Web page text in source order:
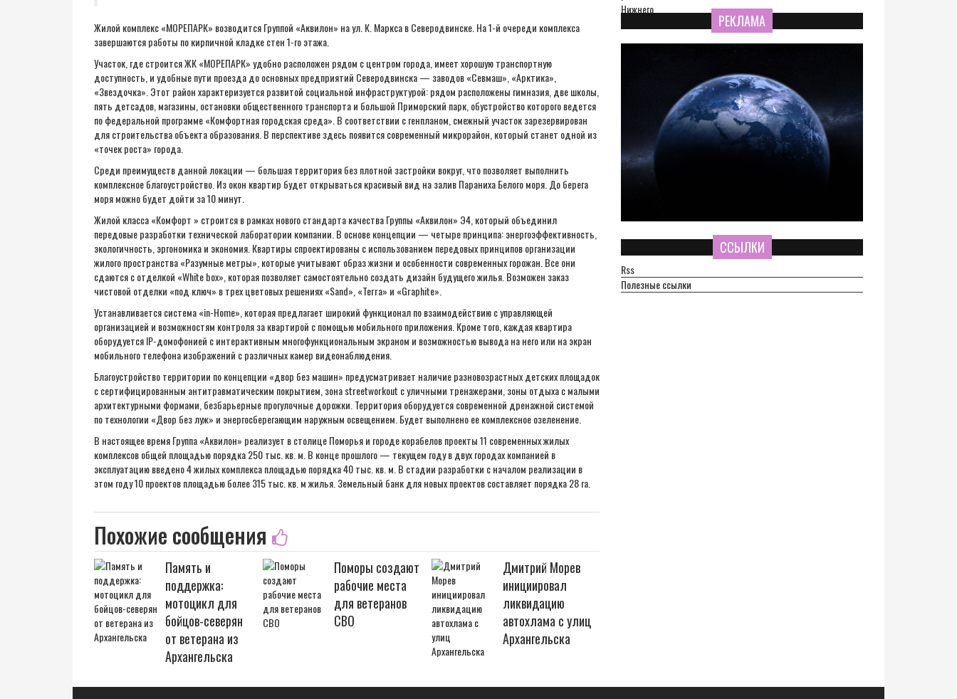
Жилой комплекс «МОРЕПАРК» возводится Группой «Аквилон» на ул. К. Маркса в Северодвинске. На 1-й очереди комплекса
завершаются работы по кирпичной кладке стен 1-го этажа.
Участок, где строится ЖК «МОРЕПАРК» удобно расположен рядом с центром города, имеет хорошую транспортную
доступность, и удобные пути проезда до основных предприятий Северодвинска — заводов «Севмаш», «Арктика»,
«Звездочка». Этот район характеризуется развитой социальной инфраструктурой: рядом расположены гимназия, две школы,
пять детсадов, магазины, остановки общественного транспорта и большой Приморский парк, обустройство которого ведется
по федеральной программе «Комфортная городская среда». В соответствии с генпланом, смежный участок зарезервирован
для строительства объекта образования. В перспективе здесь появится современный микрорайон, который станет одной из
«точек роста» города.
Среди преимуществ данной локации — большая территория без плотной застройки вокруг, что позволяет выполнить
комплексное благоустройство. Из окон квартир будет открываться красивый вид на залив Параниха Белого моря. До берега
моря можно будет дойти за 10 минут.
Жилой класса «Комфорт » строится в рамках нового стандарта качества Группы «Аквилон» Э4, который объединил
передовые разработки технической лаборатории компании. В основе концепции — четыре принципа: энергоэффективность,
экологичность, эргономика и экономия. Квартиры спроектированы с использованием передовых принципов организации
жилого пространства «Разумные метры», которые учитывают образ жизни и особенности современных горожан. Все они
сдаются с отделкой «White box», которая позволяет самостоятельно создать дизайн будущего жилья. Возможен заказ
чистовой отделки «под ключ» в трех цветовых решениях «Sand», «Terra» и «Graphite».
Устанавливается система «in-Home», которая предлагает широкий функционал по взаимодействию с управляющей
организацией и возможностям контроля за квартирой с помощью мобильного приложения. Кроме того, каждая квартира
оборудуется IР-домофонией с интерактивным многофункциональным экраном и возможностью вывода на него или на экран
мобильного телефона изображений с различных камер видеонаблюдения.
Благоустройство территории по концепции «двор без машин» предусматривает наличие разновозрастных детских площадок
с сертифицированным антитравматическим покрытием, зона streetworkout с уличными тренажерами, зоны отдыха с малыми
архитектурными формами, безбарьерные прогулочные дорожки. Территория оборудуется современной дренажной системой
по технологии «Двор без луж» и энергосберегающим наружным освещением. Будет выполнено ее комплексное озеленение.
В настоящее время Группа «Аквилон» реализует в столице Поморья и городе корабелов проекты 11 современных жилых
комплексов общей площадью порядка 250 тыс. кв. м. В конце прошлого — текущем году в двух городах компанией в
эксплуатацию введено 4 жилых комплекса площадью порядка 40 тыс. кв. м. В стадии разработки с началом реализации в
этом году 10 проектов площадью более 315 тыс. кв. м жилья. Земельный банк для новых проектов составляет порядка 28 га.
Похожие сообщения
Память и
поддержка:
мотоцикл для
бойцов-северян
от ветерана из
Архангельска
Поморы создают
рабочие места
для ветеранов
СВО
Дмитрий Морев
инициировал
ликвидацию
автохлама с улиц
Архангельска
РЕКЛАМА
ССЫЛКИ
Rss
Полезные ссылки